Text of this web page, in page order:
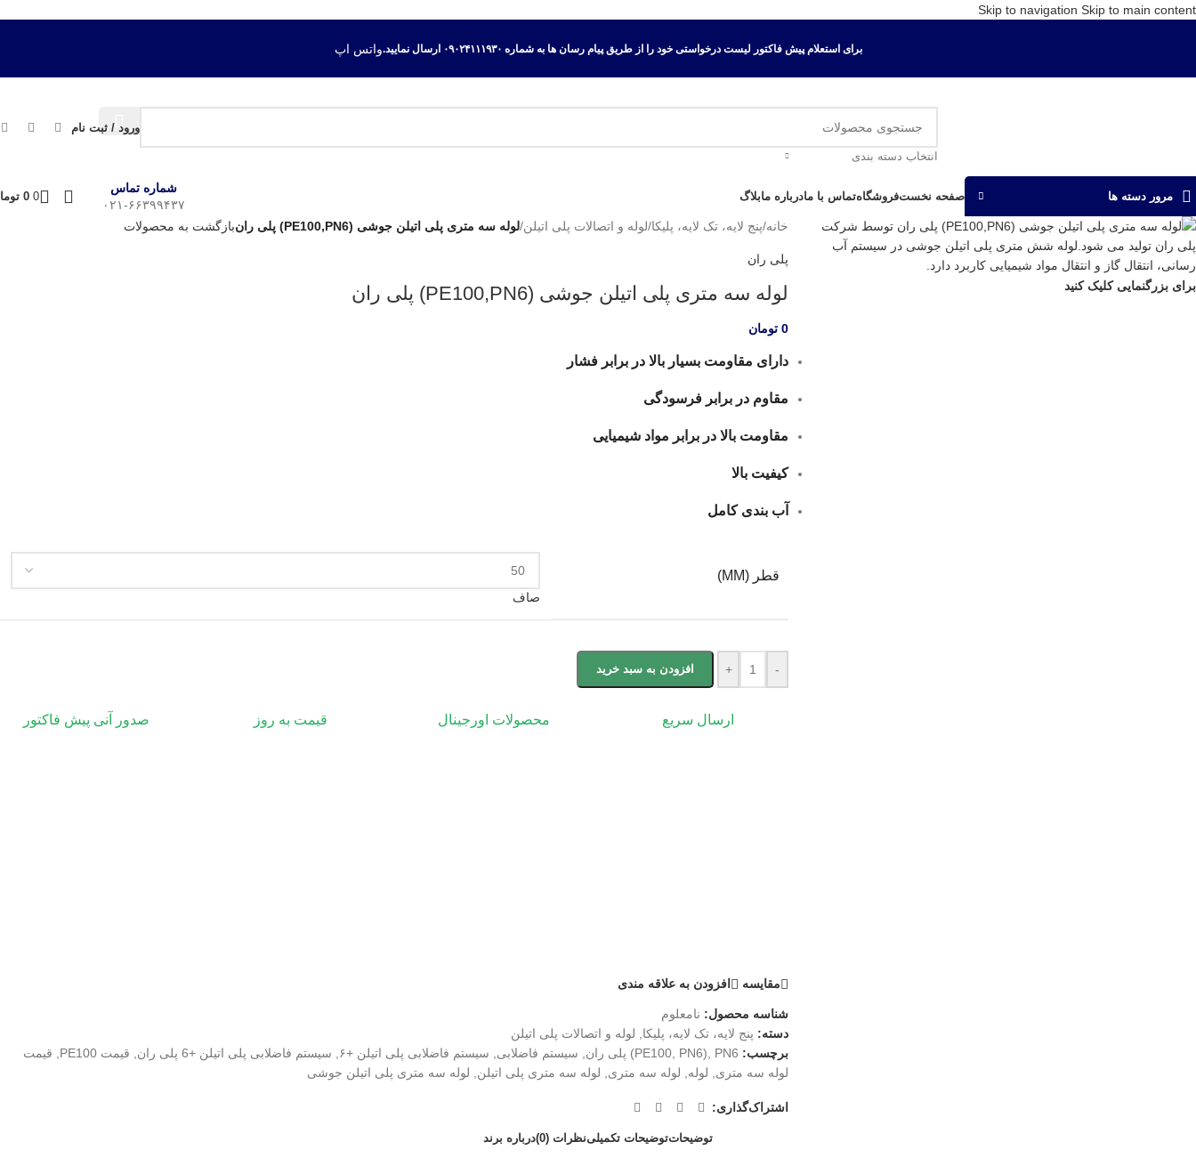
Skip to navigation Skip to main content
برای استعلام پیش فاکتور لیست درخواستی خود را از طریق پیام رسان ها به شماره ۰۹۰۲۴۱۱۱۹۳۰ ارسال نمایید. واتس اپ
انتخاب دسته بندی
ورود / ثبت نام
مرور دسته ها صفحه نخستفروشگاهتماس با مادرباره مابلاگ
شماره تماس
۰۲۱-۶۶۳۹۹۴۳۷
0
0
برای بزرگنمایی کلیک کنید
خانه/پنج لایه، تک لایه، پلیکا/لوله و اتصالات پلی اتیلن/لوله سه متری پلی اتیلن جوشی (PE100,PN6) پلی ران بازگشت به محصولات
پلی ران
لوله سه متری پلی اتیلن جوشی (PE100,PN6) پلی ران
0 تومان
دارای مقاومت بسیار بالا در برابر فشار
مقاوم در برابر فرسودگی
مقاومت بالا در برابر مواد شیمیایی
کیفیت بالا
آب بندی کامل
قطر (MM)
صاف
-
+ افزودن به سبد خرید
صدور آنی پیش فاکتور قیمت به روز محصولات اورجینال ارسال سریع
مقايسه افزودن به علاقه مندی
شناسه محصول: نامعلوم
دسته: پنج لایه، تک لایه، پلیکا
لوله و اتصالات پلی اتیلن
برچسب:
PE100 PN6) PN6) پلی ران سیستم فاضلابی سیستم فاضلابی پلی اتیلن +۶ سیستم فاضلابی پلی اتیلن +6 پلی ران قیمت PE100
قیمت
لوله سه متری
لوله لوله سه متری لوله سه متری پلی اتیلن لوله سه متری پلی اتیلن جوشی
اشتراک‌گذاری:
توضیحاتتوضیحات تکمیلینظرات (0) درباره برند